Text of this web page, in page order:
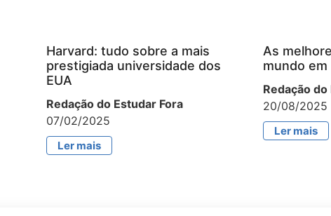
Harvard: tudo sobre a mais
prestigiada universidade dos
EUA
Redação do Estudar Fora
07/02/2025
Ler mais
As
mundo em
Redação
20/08/2025
Ler mais